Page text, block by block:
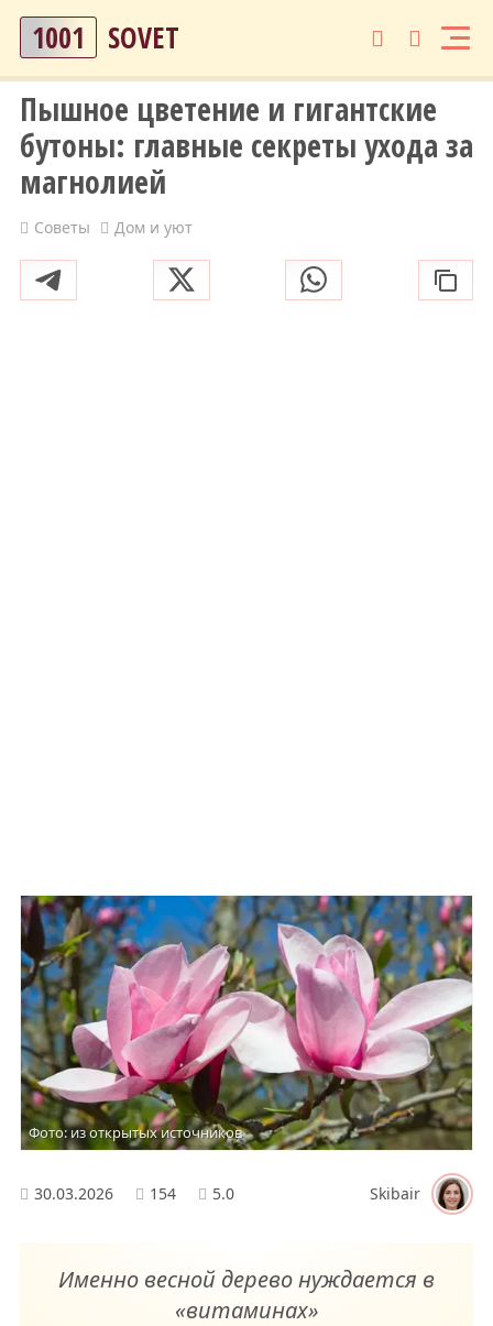
1001 SOVET
Пышное цветение и гигантские
бутоны: главные секреты ухода за
магнолией
Советы Дом и уют
Фото: из открытых источников
30.03.2026 154 5.0 Skibair
Именно весной дерево нуждается в
«витаминах»